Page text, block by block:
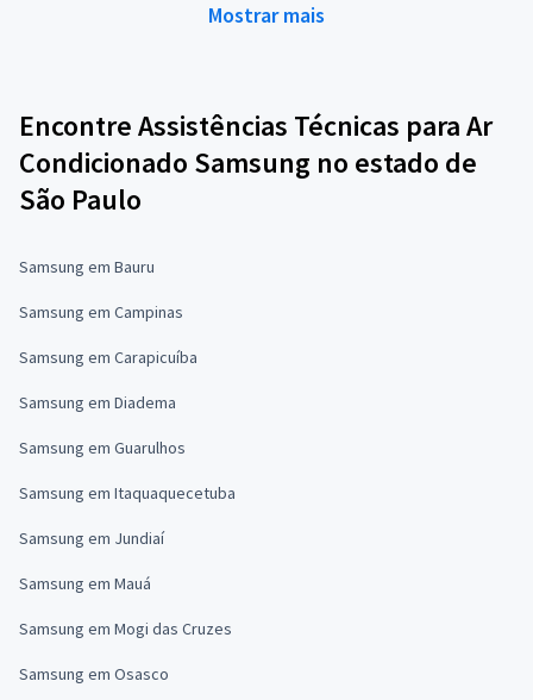
Mostrar mais
Encontre Assistências Técnicas para Ar
Condicionado Samsung no estado de
São Paulo
Samsung em Bauru
Samsung em Campinas
Samsung em Carapicuíba
Samsung em Diadema
Samsung em Guarulhos
Samsung em Itaquaquecetuba
Samsung em Jundiaí
Samsung em Mauá
Samsung em Mogi das Cruzes
Samsung em Osasco